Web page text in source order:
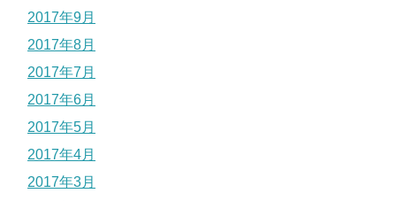
2017年9月
2017年8月
2017年7月
2017年6月
2017年5月
2017年4月
2017年3月